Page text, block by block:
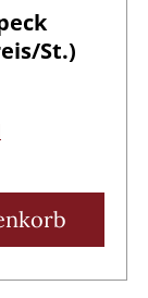
St.)